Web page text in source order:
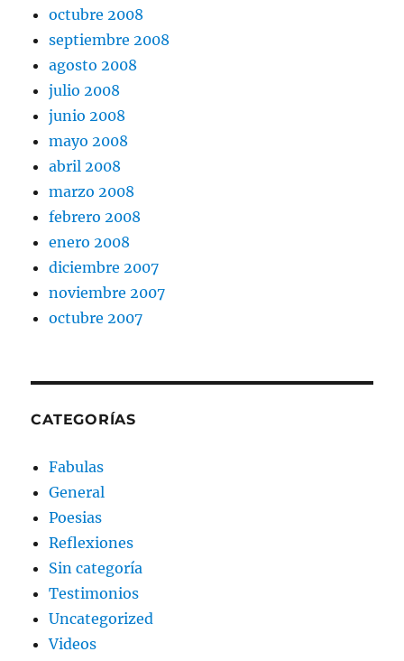
octubre 2008
septiembre 2008
agosto 2008
julio 2008
junio 2008
mayo 2008
abril 2008
marzo 2008
febrero 2008
enero 2008
diciembre 2007
noviembre 2007
octubre 2007
CATEGORÍAS
Fabulas
General
Poesias
Reflexiones
Sin categoría
Testimonios
Uncategorized
Videos